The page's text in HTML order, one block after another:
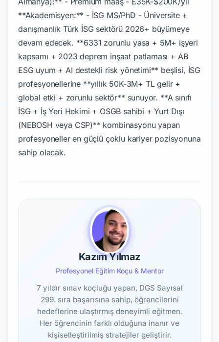
**Akademisyen:** - İSG MS/PhD - Üniversite +
danışmanlık Türk İSG sektörü 2026+ büyümeye
devam edecek. **6331 zorunlu yasa + 5M+ işyeri
kapsamı + 2023 deprem inşaat patlaması + AB
ESG uyum + AI destekli risk yönetimi** beşlisi, İSG
profesyonellerine **yıllık 50K-3M+ TL gelir +
global etki + zorunlu sektör** sunuyor. **A sınıfı
İSG + İş Yeri Hekimi + OSGB sahibi + Yurt Dışı
(NEBOSH veya CSP)** kombinasyonu yapan
profesyoneller en güçlü çoklu kariyer pozisyonuna
sahip olacak.
Kazım Yılmaz
Profesyonel Eğitim Koçu & Mentor
7 yıldır sınav koçluğu yapan, DGS Sayısal
299. sıra başarısına sahip, öğrencilerini
hedeflerine ulaştırmış deneyimli eğitmen.
Her öğrencinin farklı olduğuna inanır ve
kişiselleştirilmiş stratejiler geliştirir.